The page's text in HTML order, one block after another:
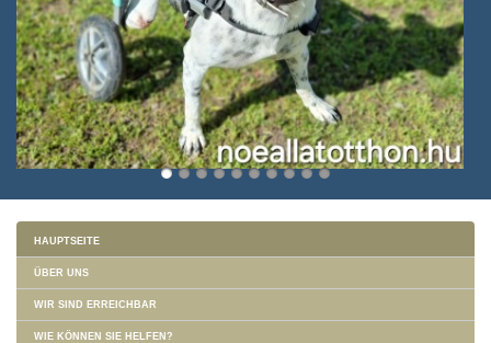
HAUPTSEITE
ÜBER UNS
WIR SIND ERREICHBAR
WIE KÖNNEN SIE HELFEN?